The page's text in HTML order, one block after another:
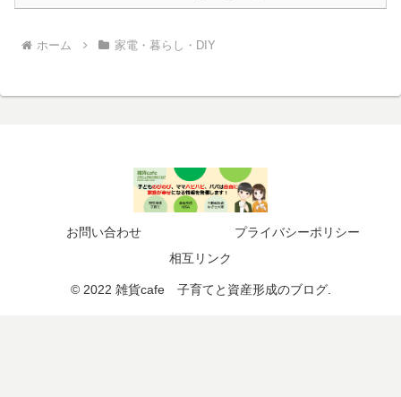
ホーム 家電・暮らし・DIY
お問い合わせ
プライバシーポリシー
相互リンク
© 2022 雑貨cafe 子育てと資産形成のブログ.